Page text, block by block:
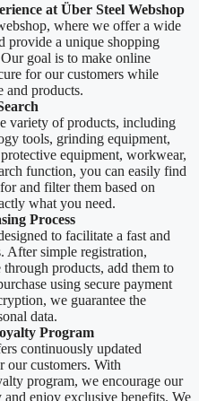
at Über Steel Webshop
where we offer a wide
provide a unique shopping
goal is to make online
for our customers while
and products.
variety of products, including
tools, grinding equipment,
equipment, workwear,
function, you can easily find
and filter them based on
what you need.
Process
to facilitate a fast and
After simple registration,
products, add them to
using secure payment
we guarantee the
data.
Program
continuously updated
our customers. With
program, we encourage our
enjoy exclusive benefits. We